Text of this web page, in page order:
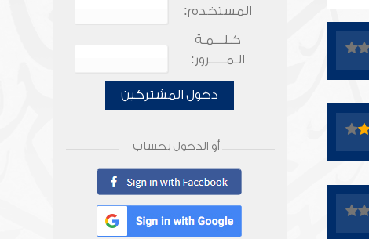
المستخدم:
كـلـــمـة
الـمـــــرور:
دخول المشتركين
أو الدخول بحساب